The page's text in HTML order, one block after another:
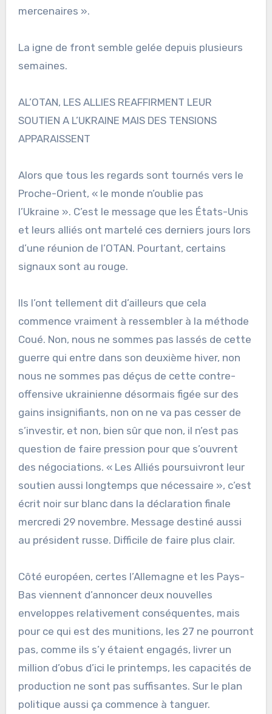
mercenaires ».
La igne de front semble gelée depuis plusieurs
semaines.
AL’OTAN, LES ALLIES REAFFIRMENT LEUR
SOUTIEN A L’UKRAINE MAIS DES TENSIONS
APPARAISSENT
Alors que tous les regards sont tournés vers le
Proche-Orient, « le monde n’oublie pas
l’Ukraine ». C’est le message que les États-Unis
et leurs alliés ont martelé ces derniers jours lors
d’une réunion de l’OTAN. Pourtant, certains
signaux sont au rouge.
Ils l’ont tellement dit d’ailleurs que cela
commence vraiment à ressembler à la méthode
Coué. Non, nous ne sommes pas lassés de cette
guerre qui entre dans son deuxième hiver, non
nous ne sommes pas déçus de cette contre-
offensive ukrainienne désormais figée sur des
gains insignifiants, non on ne va pas cesser de
s’investir, et non, bien sûr que non, il n’est pas
question de faire pression pour que s’ouvrent
des négociations. « Les Alliés poursuivront leur
soutien aussi longtemps que nécessaire », c’est
écrit noir sur blanc dans la déclaration finale
mercredi 29 novembre. Message destiné aussi
au président russe. Difficile de faire plus clair.
Côté européen, certes l’Allemagne et les Pays-
Bas viennent d’annoncer deux nouvelles
enveloppes relativement conséquentes, mais
pour ce qui est des munitions, les 27 ne pourront
pas, comme ils s’y étaient engagés, livrer un
million d’obus d’ici le printemps, les capacités de
production ne sont pas suffisantes. Sur le plan
politique aussi ça commence à tanguer.